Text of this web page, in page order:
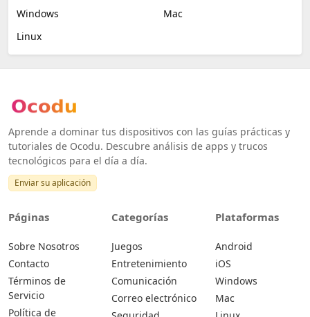
Windows
Mac
Linux
Aprende a dominar tus dispositivos con las guías prácticas y
tutoriales de Ocodu. Descubre análisis de apps y trucos
tecnológicos para el día a día.
Enviar su aplicación
Páginas
Sobre Nosotros
Contacto
Términos de
Servicio
Política de
Categorías
Juegos
Entretenimiento
Comunicación
Correo electrónico
Plataformas
Android
iOS
Windows
Mac